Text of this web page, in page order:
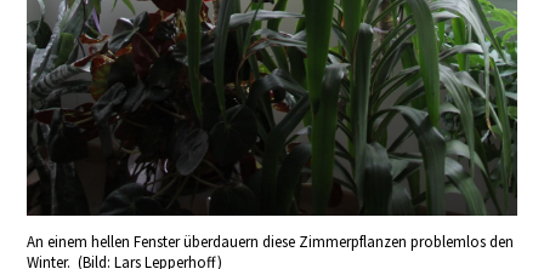
An einem hellen Fenster überdauern diese Zimmerpflanzen problemlos den
Winter. (Bild: Lars Lepperhoff)